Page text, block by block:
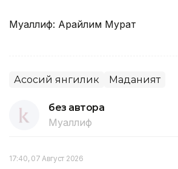
Муаллиф: Арайлим Мурат
Асосий янгилик Маданият
без автора
Муаллиф
17:40, 07 Август 2026